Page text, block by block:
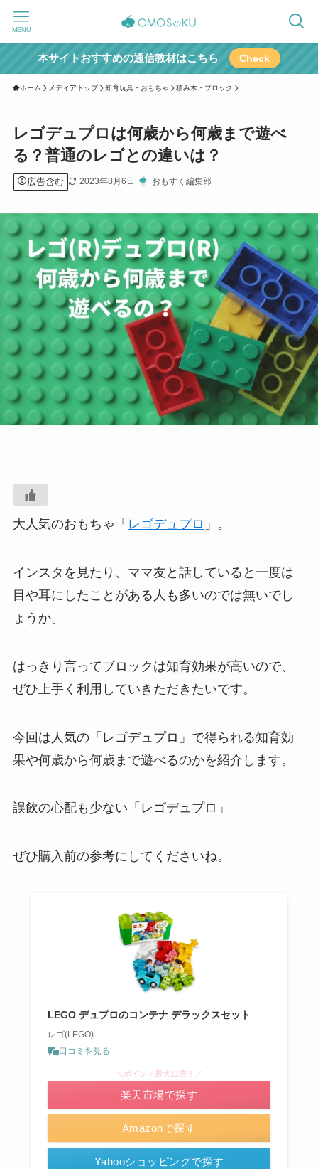
MENU
本サイトおすすめの通信教材はこちら Check
ホーム メディアトップ 知育玩具・おもちゃ 積み木・ブロック
レゴデュプロは何歳から何歳まで遊べ
る？普通のレゴとの違いは？
広告含む 2023年8月6日 おもすく編集部
大人気のおもちゃ「 レゴデュプロ 」。
インスタを見たり、ママ友と話していると一度は
目や耳にしたことがある人も多いのでは無いでし
ょうか。
はっきり言ってブロックは知育効果が高いので、
ぜひ上手く利用していきただきたいです。
今回は人気の「レゴデュプロ」で得られる知育効
果や何歳から何歳まで遊べるのかを紹介します。
誤飲の心配も少ない「レゴデュプロ」
ぜひ購入前の参考にしてくださいね。
LEGO デュプロのコンテナ デラックスセット
レゴ(LEGO)
口コミを見る
Amazonで探す
＼ポイント最大11倍！／
楽天市場で探す
Yahooショッピングで探す